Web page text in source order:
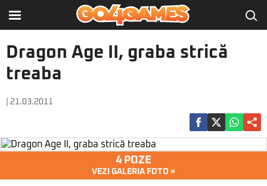
Dragon Age II, graba strică
treaba
| 21.03.2011
4 POZE
VEZI GALERIA FOTO »